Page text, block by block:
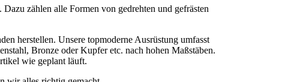
zählen alle Formen von gedrehten und gefrästen
herstellen. Unsere topmoderne Ausrüstung umfasst
Bronze oder Kupfer etc. nach hohen Maßstäben.
wie geplant läuft.